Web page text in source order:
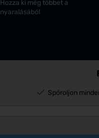
Spóroljon
Hozza ki még többet a
nyaralásából